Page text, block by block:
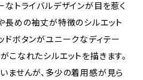
なトライバルデザインが目を惹く
長めの袖丈が特徴のシルエット
ドボタンがユニークなディテー
こなれたシルエットを描きます。
ませんが、多少の着用感が見ら